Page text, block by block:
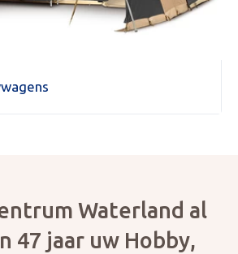
Waterland al
47 jaar uw Hobby,